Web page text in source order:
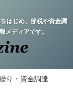
はじめ、節税や資金調
メディアです。
り・資金調達